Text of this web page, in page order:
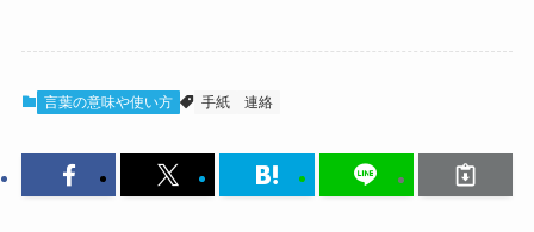
言葉の意味や使い方 手紙 連絡